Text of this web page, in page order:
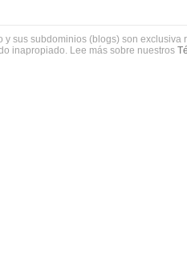
y sus subdominios (blogs) son exclusiva
inapropiado. Lee más sobre nuestros